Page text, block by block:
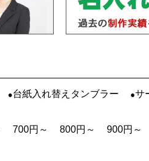
台紙入れ替えタンブラー サ
700円～ 800円～ 900円～